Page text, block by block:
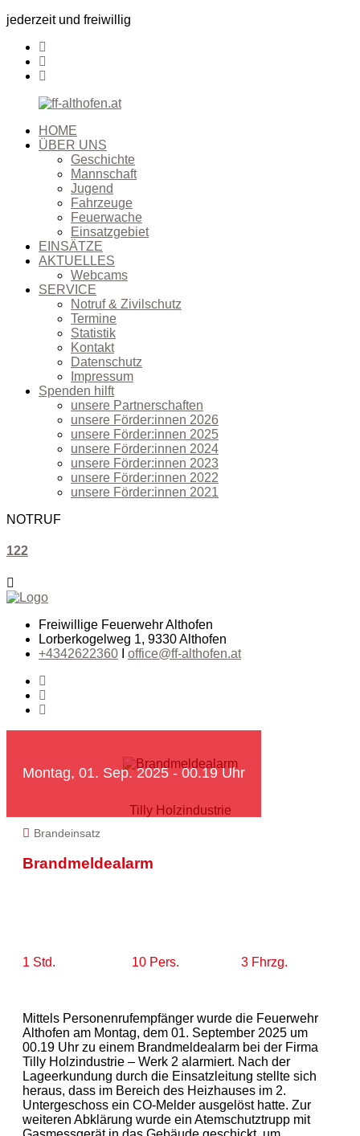
jederzeit und freiwillig
HOME
ÜBER UNS
Geschichte
Mannschaft
Jugend
Fahrzeuge
Feuerwache
Einsatzgebiet
EINSÄTZE
AKTUELLES
Webcams
SERVICE
Notruf & Zivilschutz
Termine
Statistik
Kontakt
Datenschutz
Impressum
Spenden hilft
unsere Partnerschaften
unsere Förder:innen 2026
unsere Förder:innen 2025
unsere Förder:innen 2024
unsere Förder:innen 2023
unsere Förder:innen 2022
unsere Förder:innen 2021
NOTRUF
122
Freiwillige Feuerwehr Althofen
Lorberkogelweg 1, 9330 Althofen
+4342622360
office@ff-althofen.at
Montag, 01. Sep. 2025 - 00.19 Uhr
Tilly Holzindustrie
Brandeinsatz
Brandmeldealarm
1 Std. 10 Pers. 3 Fhrzg.
Mittels Personenrufempfänger wurde die Feuerwehr
Althofen am Montag, dem 01. September 2025 um
00.19 Uhr zu einem Brandmeldealarm bei der Firma
Tilly Holzindustrie – Werk 2 alarmiert. Nach der
Lageerkundung durch die Einsatzleitung stellte sich
heraus, dass im Bereich des Heizhauses im 2.
Untergeschoss ein CO-Melder ausgelöst hatte. Zur
weiteren Abklärung wurde ein Atemschutztrupp mit